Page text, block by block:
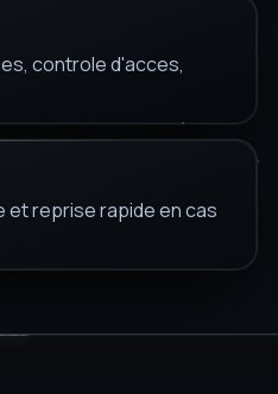
controle d'acces,
reprise rapide en cas